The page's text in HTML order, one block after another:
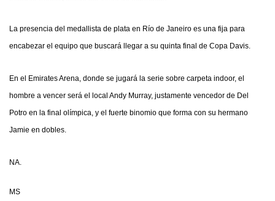
La presencia del medallista de plata en Río de Janeiro es una fija para
encabezar el equipo que buscará llegar a su quinta final de Copa Davis.
En el Emirates Arena, donde se jugará la serie sobre carpeta indoor, el
hombre a vencer será el local Andy Murray, justamente vencedor de Del
Potro en la final olímpica, y el fuerte binomio que forma con su hermano
Jamie en dobles.
NA.
MS